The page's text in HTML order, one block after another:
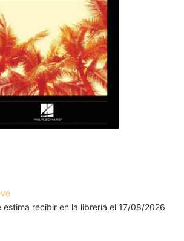
estima recibir en la librería el 17/08/2026